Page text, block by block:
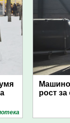
рост за